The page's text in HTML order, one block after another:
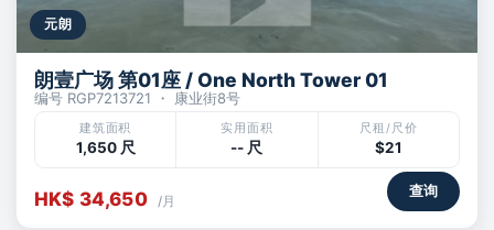
元朗
朗壹广场 第01座 / One North Tower 01
编号 RGP7213721 ・ 康业街8号
建筑面积
1,650 尺
实用面积
-- 尺
尺租/尺价
$21
HK$ 34,650 /月
查询